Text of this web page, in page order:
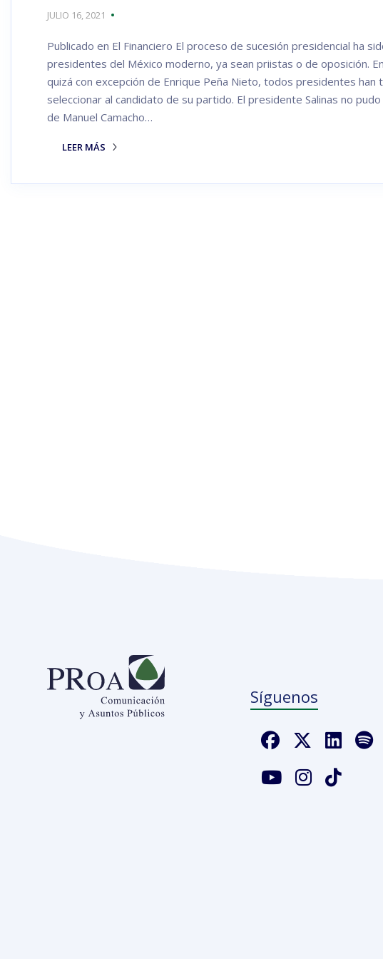
JULIO 16, 2021
Publicado en El Financiero El proceso de sucesión presidencial ha
presidentes del México moderno, ya sean priistas o de oposición.
quizá con excepción de Enrique Peña Nieto, todos presidentes han
seleccionar al candidato de su partido. El presidente Salinas no
de Manuel Camacho…
LEER MÁS
Síguenos